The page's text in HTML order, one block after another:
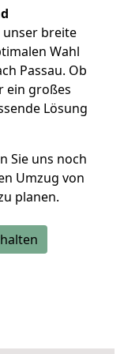
unser breite
Wahl
Passau. Ob
ein großes
Lösung
Sie uns noch
Umzug von
planen.